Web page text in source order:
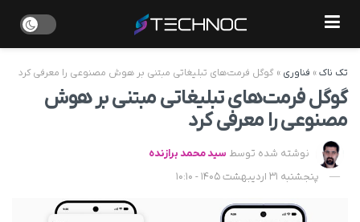
تک ناک» فناوری » گوگل فرمت‌های تبلیغاتی مبتنی بر هوش مصنوعی را معرفی کرد
گوگل فرمت‌های تبلیغاتی مبتنی بر هوش
مصنوعی را معرفی کرد
نوشته شده توسط سید محمد برازنده
پنجشنبه 31 اردیبهشت 1405 - 10:10